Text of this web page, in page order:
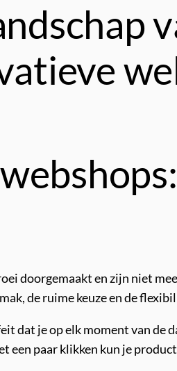
doorgemaakt en zijn niet
de ruime keuze en de
dat je op elk moment van de
paar klikken kun je